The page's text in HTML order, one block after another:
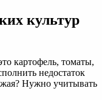
культур
картофель, томаты,
недостаток
Нужно учитывать